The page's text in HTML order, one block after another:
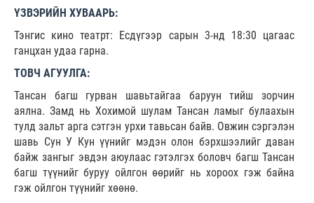
ҮЗВЭРИЙН ХУВААРЬ:
Тэнгис кино театрт: Есдүгээр сарын 3-нд 18:30 цагаас
ганцхан удаа гарна.
ТОВЧ АГУУЛГА:
Тансан багш гурван шавьтайгаа баруун тийш зорчин
аялна. Замд нь Хохимой шулам Тансан ламыг булаахын
тулд зальт арга сэтгэн урхи тавьсан байв. Овжин сэргэлэн
шавь Сун У Кун үүнийг мэдэн олон бэрхшээлийг даван
байж зангыг эвдэн аюулаас гэтэлгэх боловч багш Тансан
багш түүнийг буруу ойлгон өөрийг нь хороох гэж байна
гэж ойлгон түүнийг хөөнө.